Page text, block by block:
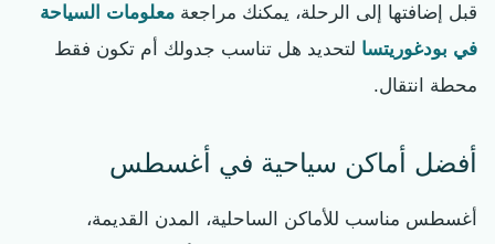
قبل إضافتها إلى الرحلة، يمكنك مراجعة معلومات السياحة
في بودغوريتسا لتحديد هل تناسب جدولك أم تكون فقط
محطة انتقال.
أفضل أماكن سياحية في أغسطس
أغسطس مناسب للأماكن الساحلية، المدن القديمة،